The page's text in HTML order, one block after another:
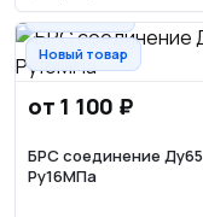
📦Доставка
Новый товар
от 1 100 ₽
БРС соединение Ду65
Ру16МПа